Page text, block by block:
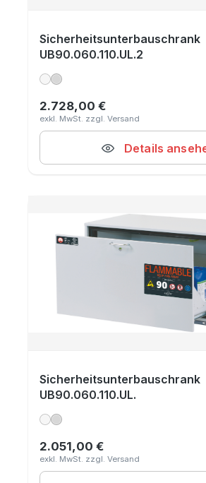
Sicherheitsunterbauschrank
UB90.060.110.UL.2
Regulärer Preis:
2.728,00 €
Details
Sicherheitsunterbauschrank
UB90.060.110.UL.
Regulärer Preis:
2.051,00 €